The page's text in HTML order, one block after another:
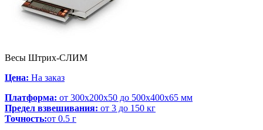
Весы Штрих-СЛИМ
Цена: На заказ
Платформа: от 300х200х50 до 500х400х65 мм
Предел взвешивания: от 3 до 150 кг
Точность:от 0.5 г